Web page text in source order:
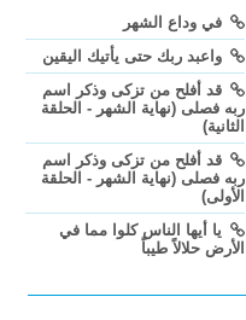
في وداع الشهر
واعبد ربك حتى يأتيك اليقين
قد أفلح من تزكى وذكر اسم
ربه فصلى (نهاية الشهر - الحلقة
الثانية)
قد أفلح من تزكى وذكر اسم
ربه فصلى (نهاية الشهر - الحلقة
الأولى)
يا أيها الناس كلوا مما في
الأرض حلالاً طيباً